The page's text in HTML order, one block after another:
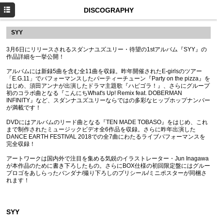
DISCOGRAPHY
SYY
3月6日にリリースされるスダンナユズユリー・待望の1stアルバム『SYY』の
作品詳細を一挙公開！
アルバムには新録5曲を含む全11曲を収録。昨年開催されたE-girlsのツアー
「E.G.11」でパフォーマンスしたパーティーチューン『Party on the pizza』を
はじめ、須田アンナが出演したドラマ主題歌『ハピゴラ！』、さらにグループ
初のコラボ曲となる『こんにちWhat's Up! Remix feat. DOBERMAN
INFINITY』など、スダンナユズユリーならではの多彩なヒップホップナンバー
が満載です！
DVDにはアルバムのリード曲となる『TEN MADE TOBASO』をはじめ、これ
まで制作されたミュージックビデオ全6作品を収録。さらに昨年出演した
DANCE EARTH FESTIVAL 2018での全7曲にわたるライブパフォーマンスを
完全収録！
アートワークは国内外で注目を集める気鋭のイラストレーター・Jun Inagawa
が本作品のために書き下ろしたもの。さらにBOX仕様の初回限定盤にはグルー
プロゴをあしらったバンダナ/撮り下ろしのプリシール/ミニポスターが同梱さ
れます！
SYY
NEWS
PROFILE
MOVIE
Instagram